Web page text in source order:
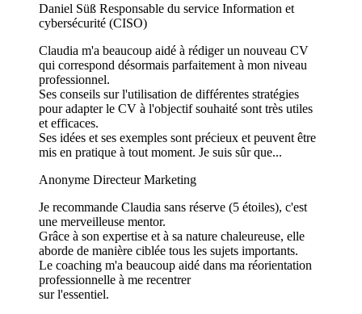
Daniel Süß Responsable du service Information et
cybersécurité (CISO)
Claudia m'a beaucoup aidé à rédiger un nouveau CV
qui correspond désormais parfaitement à mon niveau
professionnel.
Ses conseils sur l'utilisation de différentes stratégies
pour adapter le CV à l'objectif souhaité sont très utiles
et efficaces.
Ses idées et ses exemples sont précieux et peuvent être
mis en pratique à tout moment. Je suis sûr que...
Anonyme Directeur Marketing
Je recommande Claudia sans réserve (5 étoiles), c'est
une merveilleuse mentor.
Grâce à son expertise et à sa nature chaleureuse, elle
aborde de manière ciblée tous les sujets importants.
Le coaching m'a beaucoup aidé dans ma réorientation
professionnelle à me recentrer
sur l'essentiel.